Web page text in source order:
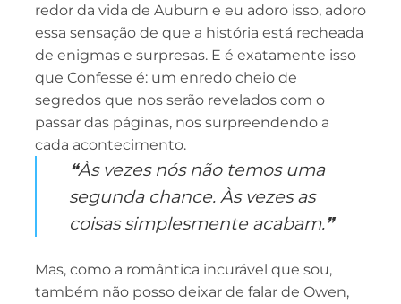
redor da vida de Auburn e eu adoro isso, adoro
essa sensação de que a história está recheada
de enigmas e surpresas. E é exatamente isso
que Confesse é: um enredo cheio de
segredos que nos serão revelados com o
passar das páginas, nos surpreendendo a
cada acontecimento.
❝Às vezes nós não temos uma
segunda chance. Às vezes as
coisas simplesmente acabam.❞
Mas, como a romântica incurável que sou,
também não posso deixar de falar de Owen,